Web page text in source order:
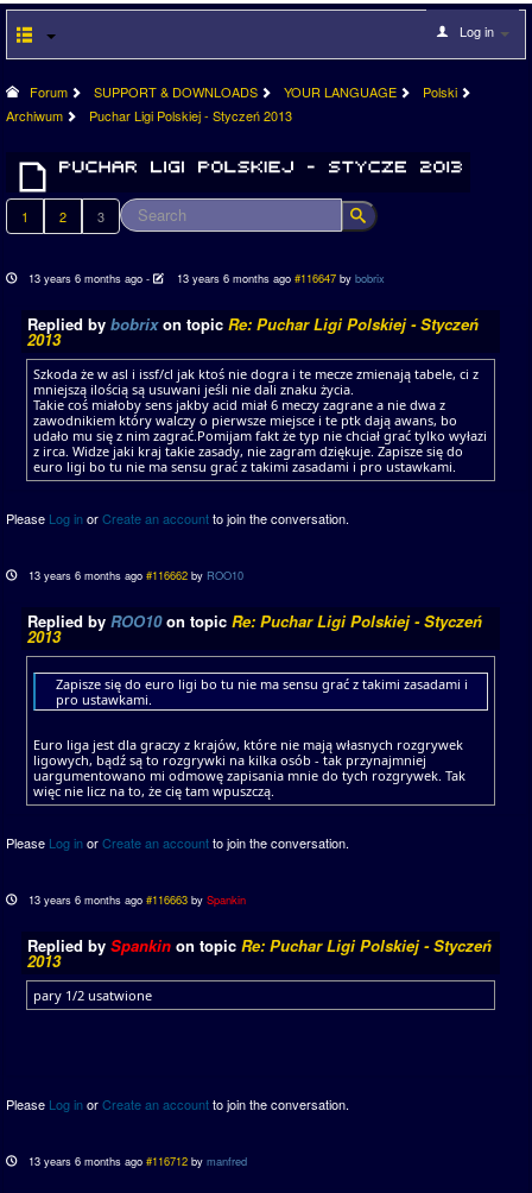
Log in
Forum SUPPORT & DOWNLOADS YOUR LANGUAGE
Polski
Archiwum
Puchar Ligi Polskiej - Styczeń 2013
1 2 3
13 years 6 months ago - 13 years 6 months ago #116647 by bobrix
Replied by bobrixon topic Re: Puchar Ligi Polskiej - Styczeń
2013
Szkoda że w asl i issf/cl jak ktoś nie dogra i te mecze zmienają tabele, ci z
mniejszą ilością są usuwani jeśli nie dali znaku życia.
Takie coś miałoby sens jakby acid miał 6 meczy zagrane a nie dwa z
zawodnikiem który walczy o pierwsze miejsce i te ptk dają awans, bo
udało mu się z nim zagrać.Pomijam fakt że typ nie chciał grać tylko wyłazi
z irca. Widze jaki kraj takie zasady, nie zagram dziękuje. Zapisze się do
euro ligi bo tu nie ma sensu grać z takimi zasadami i pro ustawkami.
Please Log inorCreate an accountto join the conversation.
13 years 6 months ago #116662 by ROO10
Replied by ROO10on topic Re: Puchar Ligi Polskiej - Styczeń
2013
Zapisze się do euro ligi bo tu nie ma sensu grać z takimi zasadami i
pro ustawkami.
Euro liga jest dla graczy z krajów, które nie mają własnych rozgrywek
ligowych, bądź są to rozgrywki na kilka osób - tak przynajmniej
uargumentowano mi odmowę zapisania mnie do tych rozgrywek. Tak
więc nie licz na to, że cię tam wpuszczą.
Please Log inorCreate an accountto join the conversation.
13 years 6 months ago #116663 bySpankin
Replied by Spankin on topic Re: Puchar Ligi Polskiej - Styczeń
2013
pary 1/2 usatwione
Please Log inorCreate an accountto join the conversation.
13 years 6 months ago #116712 bymanfred